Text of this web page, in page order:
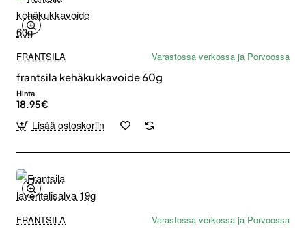
FRANTSILA
Varastossa verkossa ja Porvoossa
frantsila kehäkukkavoide 60g
Hinta
18.95€
Lisää ostoskoriin
FRANTSILA
Varastossa verkossa ja Porvoossa